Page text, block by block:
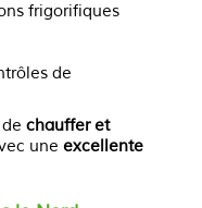
frigorifiques
chauffer et
une excellente